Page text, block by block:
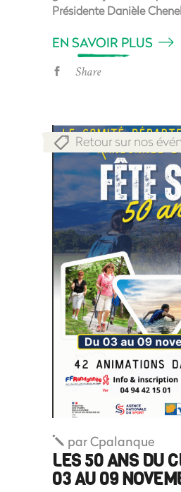
Présidente Danièle Chenel
EN SAVOIR PLUS
Share
Retour sur nos
parCpalanque
LES 50 ANS DU
03 AU 09